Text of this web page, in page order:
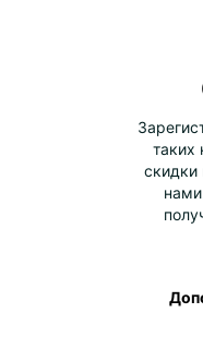
таких
скидки